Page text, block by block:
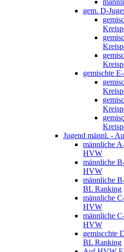
gem. D-
gemischte
Jugend männl. -
männliche
HVW
männliche
HVW
männliche
BL Ranking
männliche
HVW
männliche
HVW
gemiscchte
BL Ranking